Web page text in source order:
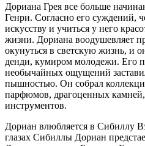
Дориана Грея все больше
Генри. Согласно его суждений,
искусству и учиться у него
жизни. Дориана воодушевляет
окунуться в свет­скую жизнь, и
денди, кумиром молодежи. Его
необычайных ощущений
пышностью. Он собрал
парфюмов, драгоценных
инструментов.
Дориан влюб­ля­ется в Сибиллу
глазах Сибиллы Дориан